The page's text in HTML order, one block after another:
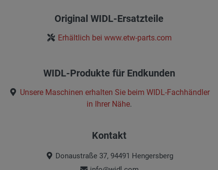
Original WIDL-Ersatzteile
Erhältlich bei www.etw-parts.com
WIDL-Produkte für Endkunden
Unsere Maschinen erhalten Sie beim WIDL-Fachhändler
in Ihrer Nähe.
Kontakt
Donaustraße 37, 94491 Hengersberg